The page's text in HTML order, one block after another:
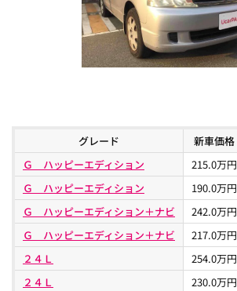
グレード 新車価格
Ｇ ハッピーエディション
215.0万円
Ｇ ハッピーエディション
190.0万円
Ｇ ハッピーエディション＋ナビ
242.0万円
Ｇ ハッピーエディション＋ナビ
217.0万円
２４Ｌ
254.0万円
２４Ｌ
230.0万円